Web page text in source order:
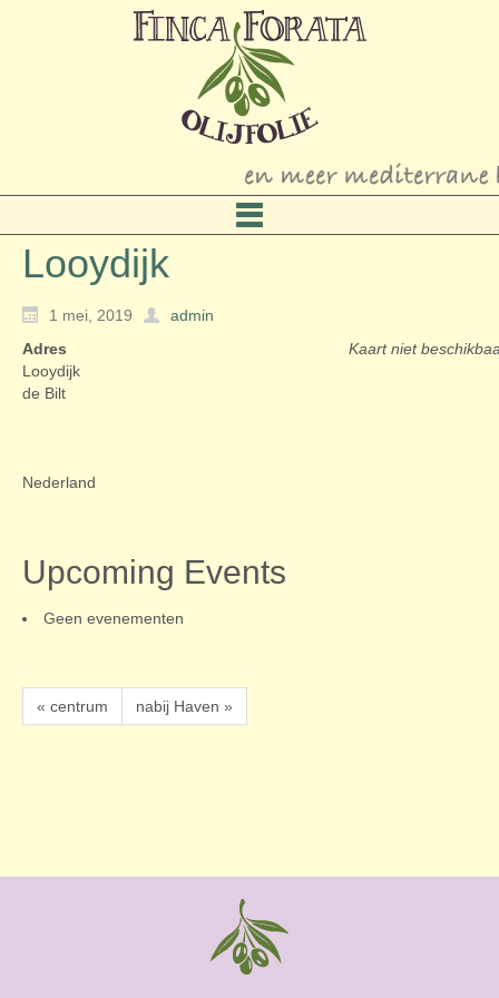
Looydijk
1 mei, 2019
admin
Kaart niet
Adres
Looydijk
de Bilt
Nederland
Upcoming Events
Geen evenementen
« centrum nabij Haven »